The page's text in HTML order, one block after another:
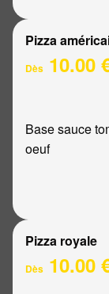
Pizza
Dès 10.00
Base sauce
oeuf
Pizza royale
Dès 10.00